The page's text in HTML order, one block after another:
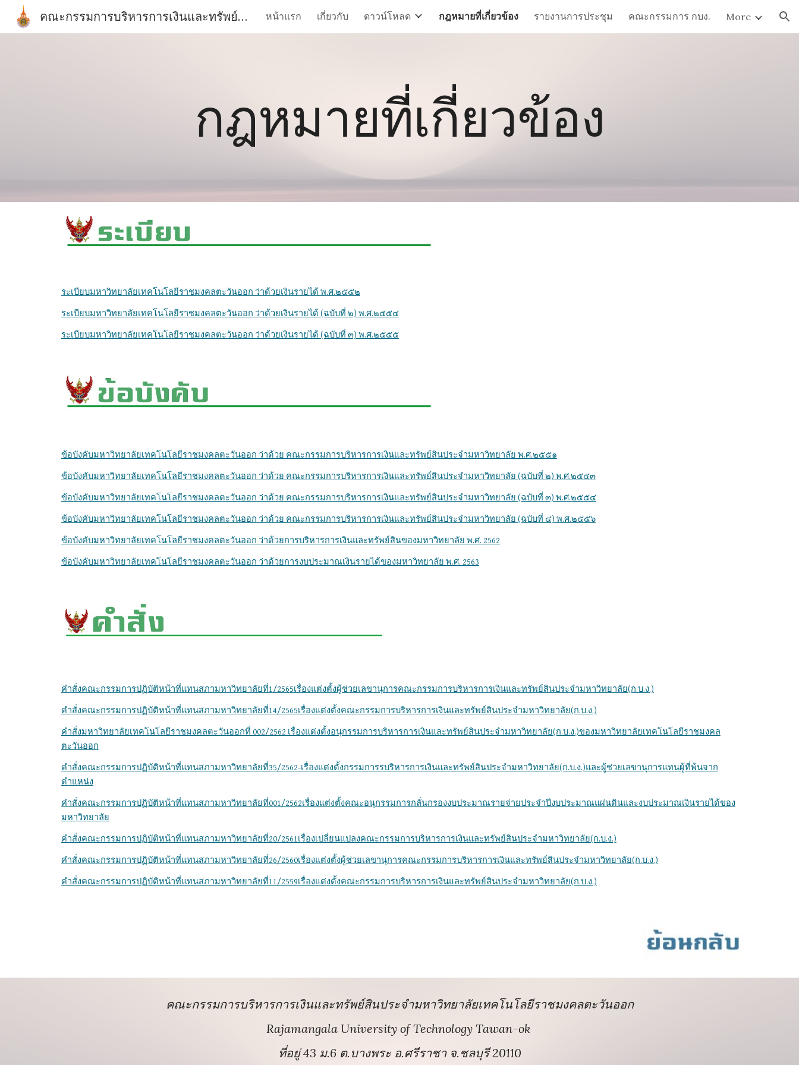
Skip to main content Skip to navigation
คณะกรรมการบริหารการเงินและทรัพย์สินประจำมหาวิทยาลัยเทคโนโลยีราชมงคลตะวันออก หน้าแรก เกี่ยวกับ ดาวน์โหลด กฎหมายที่เกี่ยวข้อง รายงานการประชุม คณะกรรมการ กบง. More
กฎหมายที่เกี่ยวข้อง
ระเบียบมหาวิทยาลัยเทคโนโลยีราชมงคลตะวันออก ว่าด้วยเงินรายได้ พ.ศ.๒๕๕๒
ระเบียบมหาวิทยาลัยเทคโนโลยีราชมงคลตะวันออก ว่าด้วยเงินรายได้ (ฉบับที่ ๒) พ.ศ.๒๕๕๔
ระเบียบมหาวิทยาลัยเทคโนโลยีราชมงคลตะวันออก ว่าด้วยเงินรายได้ (ฉบับที่ ๓) พ.ศ.๒๕๕๕
ข้อบังคับมหาวิทยาลัยเทคโนโลยีราชมงคลตะวันออก ว่าด้วย คณะกรรมการบริหารการเงินและทรัพย์สินประจำมหาวิทยาลัย พ.ศ.๒๕๕๑
ข้อบังคับมหาวิทยาลัยเทคโนโลยีราชมงคลตะวันออก ว่าด้วย คณะกรรมการบริหารการเงินและทรัพย์สินประจำมหาวิทยาลัย (ฉบับที่ ๒) พ.ศ.๒๕๕๓
ข้อบังคับมหาวิทยาลัยเทคโนโลยีราชมงคลตะวันออก ว่าด้วย คณะกรรมการบริหารการเงินและทรัพย์สินประจำมหาวิทยาลัย (ฉบับที่ ๓) พ.ศ.๒๕๕๔
ข้อบังคับมหาวิทยาลัยเทคโนโลยีราชมงคลตะวันออก ว่าด้วย คณะกรรมการบริหารการเงินและทรัพย์สินประจำมหาวิทยาลัย (ฉบับที่ ๔) พ.ศ.๒๕๕๖
ข้อบังคับมหาวิทยาลัยเทคโนโลยีราชมงคลตะวันออก ว่าด้วยการบริหารการเงินและทรัพย์สินของมหาวิทยาลัย พ.ศ. 2562
ข้อบังคับมหาวิทยาลัยเทคโนโลยีราชมงคลตะวันออก ว่าด้วยการงบประมาณเงินรายได้ของมหาวิทยาลัย พ.ศ. 2563
คำสั่งคณะกรรมการปฏิบัติหน้าที่แทนสภามหาวิทยาลัยที่1/2565เรื่องแต่งตั้งผู้ช่วยเลขานุการคณะกรรมการบริหารการเงินและทรัพย์สินประจำมหาวิทยาลัย(ก.บ.ง.)
คำสั่งคณะกรรมการปฏิบัติหน้าที่แทนสภามหาวิทยาลัยที่14/2565เรื่องแต่งตั้งคณะกรรมการบริหารการเงินและทรัพย์สินประจำมหาวิทยาลัย(ก.บ.ง.)
คำสั่งมหาวิทยาลัยเทคโนโลยีราชมงคลตะวันออกที่ 002/2562 เรื่องแต่งตั้งอนุกรรมการบริหารการเงินและทรัพย์สินประจำมหาวิทยาลัย(ก.บ.ง.)ของมหาวิทยาลัยเทคโนโลยีราชมงคล
ตะวันออก
คำสั่งคณะกรรมการปฏิบัติหน้าที่แทนสภามหาวิทยาลัยที่35/2562-เรื่องแต่งตั้งกรรมการรบริหารการเงินและทรัพย์สินประจำมหาวิทยาลัย(ก.บ.ง.)และผู้ช่วยเลขานุการแทนผู้ที่พ้นจาก
ตำแหน่ง
คำสั่งคณะกรรมการปฏิบัติหน้าที่แทนสภามหาวิทยาลัยที่001/2562เรื่องแต่งตั้งคณะอนุกรรมการกลั่นกรองงบประมาณรายจ่ายประจำปีงบประมาณแผ่นดินและงบประมาณเงินรายได้ของ
มหาวิทยาลัย
คำสั่งคณะกรรมการปฏิบัติหน้าที่แทนสภามหาวิทยาลัยที่20/2561เรื่องเปลี่ยนแปลงคณะกรรมการบริหารการเงินและทรัพย์สินประจำมหาวิทยาลัย(ก.บ.ง.)
คำสั่งคณะกรรมการปฏิบัติหน้าที่แทนสภามหาวิทยาลัยที่26/2560เรื่องแต่งตั้งผู้ช่วยเลขานุการคณะกรรมการบริหารการเงินและทรัพย์สินประจำมหาวิทยาลัย(ก.บ.ง.)
คำสั่งคณะกรรมการปฏิบัติหน้าที่แทนสภามหาวิทยาลัยที่11/2559เรื่องแต่งตั้งคณะกรรมการบริหารการเงินและทรัพย์สินประจำมหาวิทยาลัย(ก.บ.ง.)
คณะกรรมการบริหารการเงินและทรัพย์สินประจำมหาวิทยาลัยเทคโนโลยีราชมงคลตะวันออก
Rajamangala University of Technology Tawan-ok
ที่อยู่ 43 ม.6 ต.บางพระ อ.ศรีราชา จ.ชลบุรี 20110